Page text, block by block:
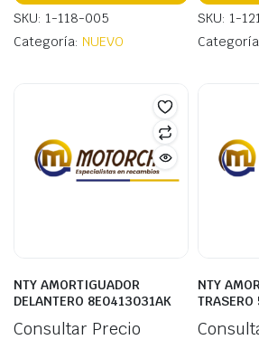
SKU: 1-118-005
Categoría: NUEVO
SKU: 1-
NTY AMORTIGUADOR
DELANTERO 8E0413031AK
Consultar Precio
NTY